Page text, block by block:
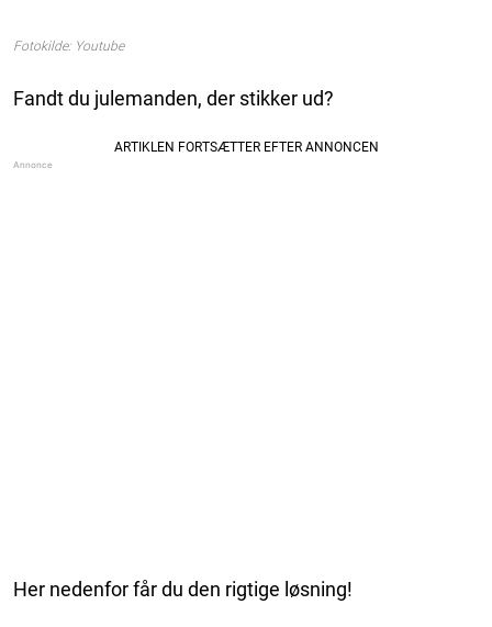
Fotokilde: Youtube
Fandt du julemanden, der stikker ud?
Her nedenfor får du den rigtige løsning!